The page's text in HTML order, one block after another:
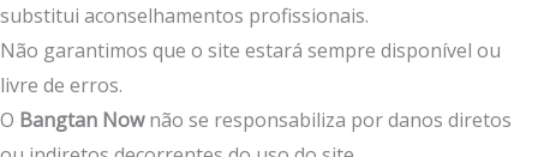
substitui aconselhamentos profissionais.
Não garantimos que o site estará sempre disponível ou
livre de erros.
O Bangtan Nownão se responsabiliza por danos diretos